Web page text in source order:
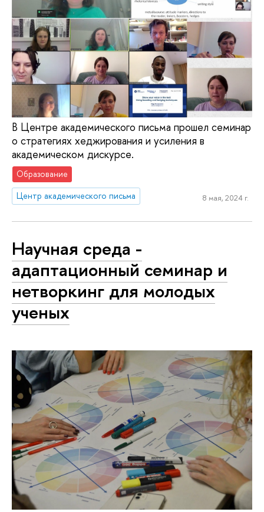
В Центре академического письма прошел семинар
о стратегиях хеджирования и усиления в
академическом дискурсе.
Образование
Центр академического письма
8 мая, 2024 г.
Научная среда -
адаптационный семинар и
нетворкинг для молодых
ученых